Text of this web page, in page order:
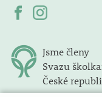
Jsme členy
Svazu
České